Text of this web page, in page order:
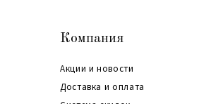
Компания
Акции и новости
Доставка и оплата